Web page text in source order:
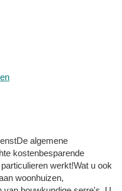
algemene
kostenbesparende
werkt!Wat u ook
woonhuizen,